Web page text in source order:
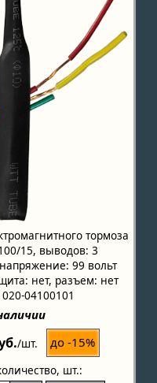
тормоза
15, выводов: 3
99 вольт
нет, разъем: нет
04100101
/шт. до -15%
, шт.: